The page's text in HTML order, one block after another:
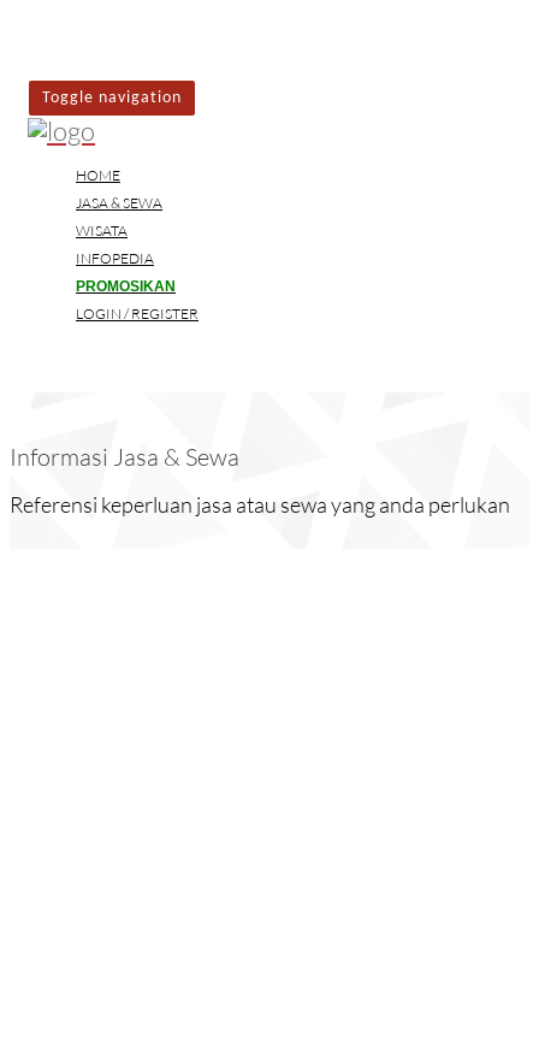
Toggle navigation
HOME
JASA & SEWA
WISATA
INFOPEDIA
PROMOSIKAN
LOGIN / REGISTER
Informasi Jasa & Sewa
Referensi keperluan jasa atau sewa yang anda perlukan